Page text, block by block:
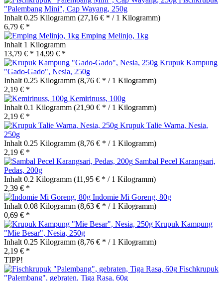
"Palembang Mini", Cap Wayang, 250g
Inhalt 0.25 Kilogramm (27,16 € * / 1 Kilogramm)
6,79 € *
Emping Melinjo, 1kg
Inhalt 1 Kilogramm
13,79 € * 14,99 € *
Krupuk Kampung
"Gado-Gado", Nesia, 250g
Inhalt 0.25 Kilogramm (8,76 € * / 1 Kilogramm)
2,19 € *
Kemirinuss, 100g
Inhalt 0.1 Kilogramm (21,90 € * / 1 Kilogramm)
2,19 € *
Krupuk Talie Warna, Nesia,
250g
Inhalt 0.25 Kilogramm (8,76 € * / 1 Kilogramm)
2,19 € *
Sambal Pecel Karangsari,
Pedas, 200g
Inhalt 0.2 Kilogramm (11,95 € * / 1 Kilogramm)
2,39 € *
Indomie Mi Goreng, 80g
Inhalt 0.08 Kilogramm (8,63 € * / 1 Kilogramm)
0,69 € *
Krupuk Kampung
"Mie Besar", Nesia, 250g
Inhalt 0.25 Kilogramm (8,76 € * / 1 Kilogramm)
2,19 € *
TIPP!
Fischkrupuk
"Palembang", gebraten, Tiga Rasa, 60g